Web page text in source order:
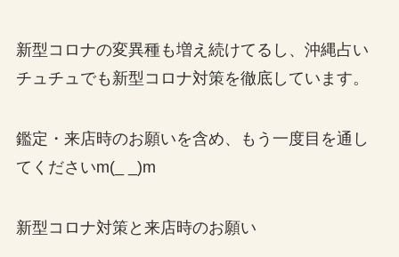
新型コロナの変異種も増え続けてるし、沖縄占い
チュチュでも新型コロナ対策を徹底しています。
鑑定・来店時のお願いを含め、もう一度目を通し
てくださいm(_ _)m
新型コロナ対策と来店時のお願い